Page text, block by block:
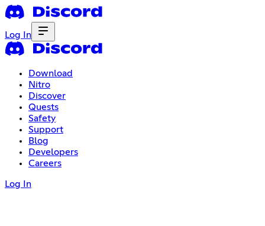
Log In
Download
Nitro
Discover
Quests
Safety
Support
Blog
Developers
Careers
Log In